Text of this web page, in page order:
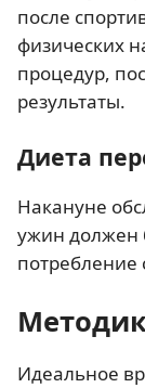
после
физических
процедур,
результаты.
Диета
Накануне
ужин должен
потребление
Идеальное